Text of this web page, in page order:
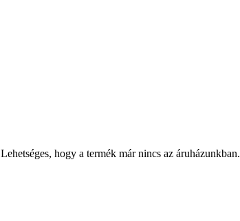
hogy a termék már nincs az áruházunkban.